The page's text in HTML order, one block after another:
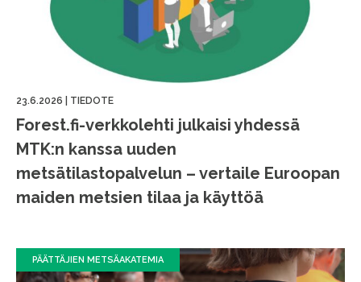
23.6.2026 TIEDOTE
Forest.fi-verkkolehti julkaisi yhdessä
MTK:n kanssa uuden
metsätilastopalvelun – vertaile Euroopan
maiden metsien tilaa ja käyttöä
PÄÄTTÄJIEN METSÄAKATEMIA